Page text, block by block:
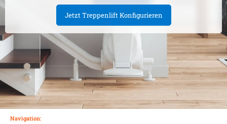
Jetzt Treppenlift Konfigurieren
Navigation: